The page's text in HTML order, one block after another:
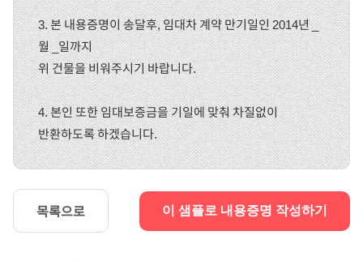
3. 본 내용증명이 송달후, 임대차 계약 만기일인 2014년 _
월 _일까지
위 건물을 비워주시기 바랍니다.
4. 본인 또한 임대보증금을 기일에 맞춰 차질없이
반환하도록 하겠습니다.
목록으로 이 샘플로 내용증명 작성하기